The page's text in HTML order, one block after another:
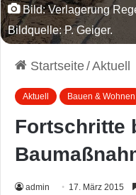
Bild: Verlagerung
Bildquelle: P. Geiger.
Startseite/Aktuell
Aktuell Bauen & Wohnen
Fortschritte
admin 17. März 2015